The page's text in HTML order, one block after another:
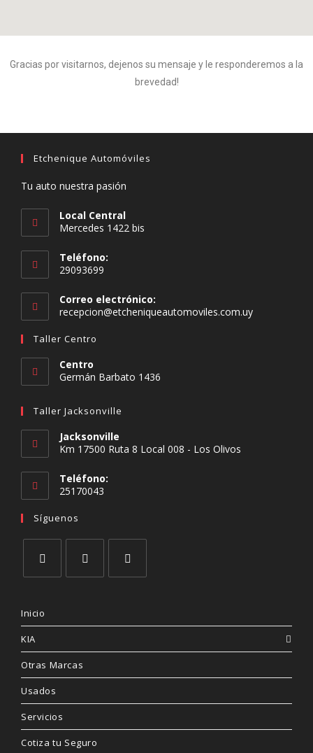
Gracias por visitarnos, dejenos su mensaje y le responderemos a la
brevedad!
Etchenique Automóviles
Tu auto nuestra pasión
Local Central
Mercedes 1422 bis
Teléfono:
29093699
Correo electrónico:
recepcion@etcheniqueautomoviles.com.uy
Taller Centro
Centro
Germán Barbato 1436
Taller Jacksonville
Jacksonville
Km 17500 Ruta 8 Local 008 - Los Olivos
Teléfono:
25170043
Síguenos
Inicio
KIA
Otras Marcas
Usados
Servicios
Cotiza tu Seguro